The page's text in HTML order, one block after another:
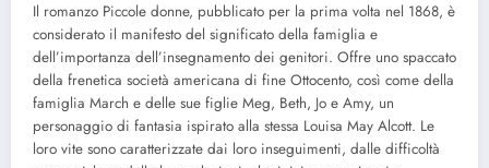
Il romanzo Piccole donne, pubblicato per la prima volta nel 1868, è
considerato il manifesto del significato della famiglia e
dell’importanza dell’insegnamento dei genitori. Offre uno spaccato
della frenetica società americana di fine Ottocento, così come della
famiglia March e delle sue figlie Meg, Beth, Jo e Amy, un
personaggio di fantasia ispirato alla stessa Louisa May Alcott. Le
loro vite sono caratterizzate dai loro inseguimenti, dalle difficoltà